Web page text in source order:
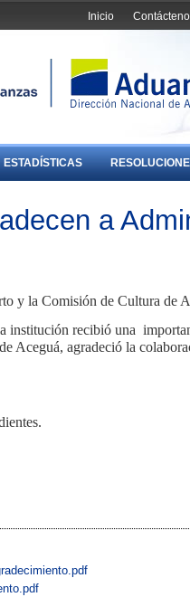
Inicio
ESTADÍSTICAS
a
y la Comisión de Cultura de
institución recibió una
Aceguá, agradeció la